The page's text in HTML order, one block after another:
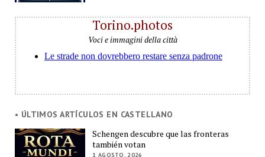
Torino.photos
Voci e immagini della città
• ÚLTIMOS ARTÍCULOS EN CASTELLANO
Schengen descubre que las fronteras
también votan
1 AGOSTO, 2026